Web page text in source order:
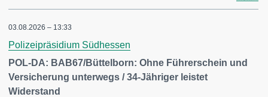
03.08.2026 – 13:33
Polizeipräsidium Südhessen
POL-DA: BAB67/Büttelborn: Ohne Führerschein und
Versicherung unterwegs / 34-Jähriger leistet
Widerstand